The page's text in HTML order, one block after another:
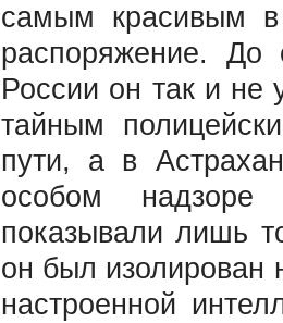
самым красивым в
распоряжение. До
России он так и не
тайным
пути, а в
особом
показывали лишь
он был изолирован
настроенной